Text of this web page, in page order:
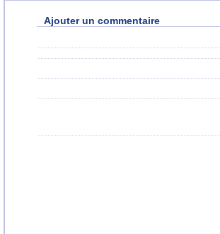
Ajouter un commentaire